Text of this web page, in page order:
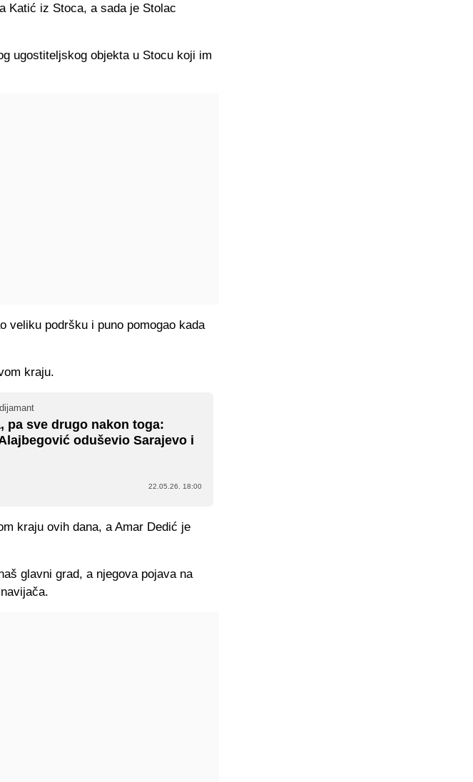
Katić iz Stoca, a sada je Stolac
ugostiteljskog objekta u Stocu koji im
veliku podršku i puno pomogao kada
kraju.
pa sve drugo nakon toga:
oduševio Sarajevo i
22.05.26. 18:00
kraju ovih dana, a Amar Dedić je
glavni grad, a njegova pojava na